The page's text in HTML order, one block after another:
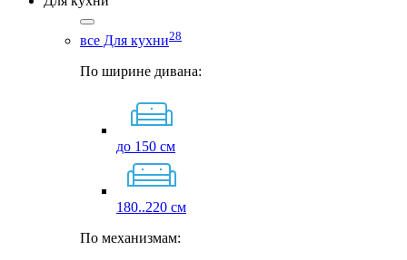
все Для кухни28
По ширине дивана:
до 150 см
180..220 см
По механизмам: